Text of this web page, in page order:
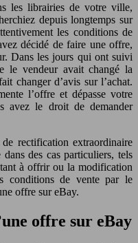
les librairies de votre ville,
depuis longtemps sur
les conditions de
décidé de faire une offre,
Dans les jours qui ont suivi
le vendeur avait changé la
changer d’avis sur l’achat.
l’offre et dépasse votre
avez le droit de demander
rectification extraordinaire
des cas particuliers, tels
à offrir ou la modification
conditions de vente par le
offre sur eBay.
offre sur eBay